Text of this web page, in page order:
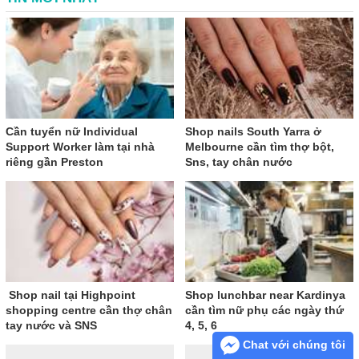
Cần tuyển nữ Individual
Support Worker làm tại nhà
riêng gần Preston
Shop nails South Yarra ở
Melbourne cần tìm thợ bột,
Sns, tay chân nước
Shop nail tại Highpoint
shopping centre cần thợ chân
tay nước và SNS
Shop lunchbar near Kardinya
cần tìm nữ phụ các ngày thứ
4, 5, 6
Chat với chúng tôi